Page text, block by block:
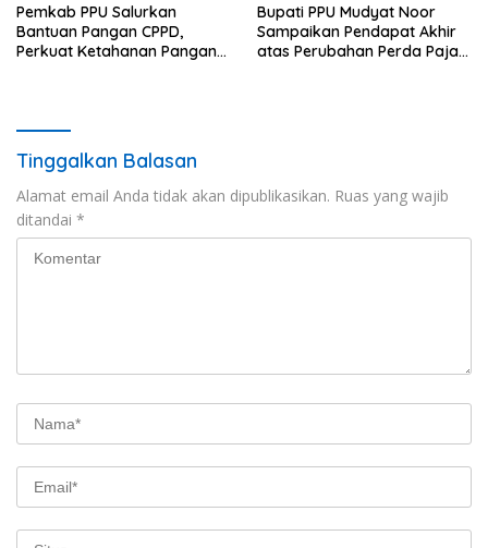
Pemkab PPU Salurkan
Bantuan Pangan CPPD,
Perkuat Ketahanan Pangan
Bupati PPU Mudyat Noor
Sampaikan Pendapat Akhir
atas Perubahan Perda Pajak
Tinggalkan Balasan
Alamat email Anda tidak akan dipublikasikan. Ruas yang wajib
ditandai *